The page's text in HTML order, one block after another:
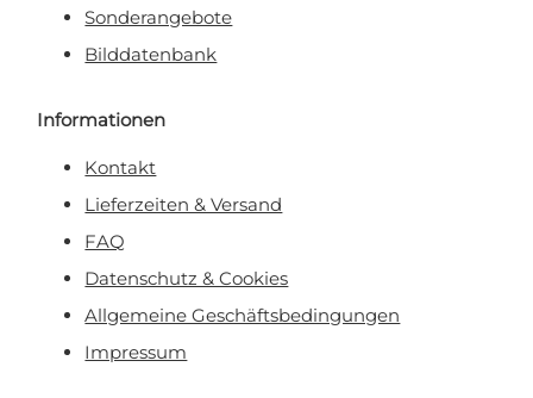
Sonderangebote
Bilddatenbank
Informationen
Kontakt
Lieferzeiten & Versand
FAQ
Datenschutz & Cookies
Allgemeine Geschäftsbedingungen
Impressum